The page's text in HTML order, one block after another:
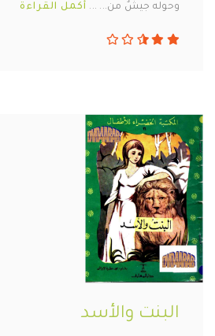
وحوله جيشٌ من... ... أكمل القراءة
البنت والأسد